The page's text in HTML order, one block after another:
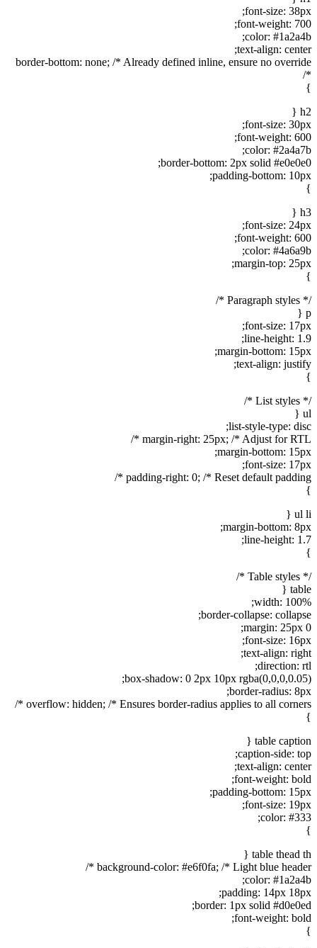
font-size: 38px;
font-weight: 700;
color: #1a2a4b;
text-align: center;
border-bottom: none; /* Already defined inline, ensure no override
*/
}
h2 {
font-size: 30px;
font-weight: 600;
color: #2a4a7b;
border-bottom: 2px solid #e0e0e0;
padding-bottom: 10px;
}
h3 {
font-size: 24px;
font-weight: 600;
color: #4a6a9b;
margin-top: 25px;
}
/* Paragraph styles */
p {
font-size: 17px;
line-height: 1.9;
margin-bottom: 15px;
text-align: justify;
}
/* List styles */
ul {
list-style-type: disc;
margin-right: 25px; /* Adjust for RTL */
margin-bottom: 15px;
font-size: 17px;
padding-right: 0; /* Reset default padding */
}
ul li {
margin-bottom: 8px;
line-height: 1.7;
}
/* Table styles */
table {
width: 100%;
border-collapse: collapse;
margin: 25px 0;
font-size: 16px;
text-align: right;
direction: rtl;
box-shadow: 0 2px 10px rgba(0,0,0,0.05);
border-radius: 8px;
overflow: hidden; /* Ensures border-radius applies to all corners */
}
table caption {
caption-side: top;
text-align: center;
font-weight: bold;
padding-bottom: 15px;
font-size: 19px;
color: #333;
}
table thead th {
background-color: #e6f0fa; /* Light blue header */
color: #1a2a4b;
padding: 14px 18px;
border: 1px solid #d0e0ed;
font-weight: bold;
}